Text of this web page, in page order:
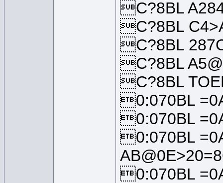
C?8BL
C?8BL
C?8BL
C?8BL
C?8BL
0:070BL
0:070BL
0:070BL
0:070BL